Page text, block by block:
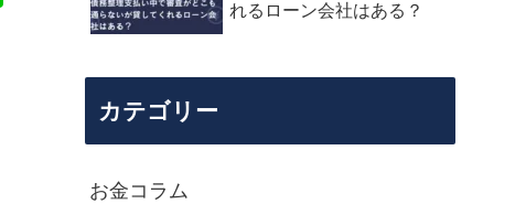
れるローン会社はある？
カテゴリー
お金コラム